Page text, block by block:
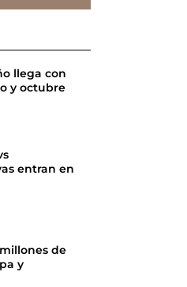
llega con
y octubre
entran en
de
y